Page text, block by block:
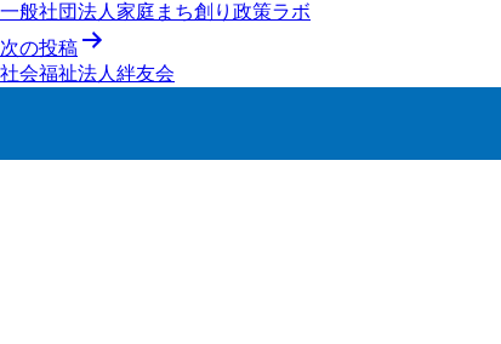
稿
ナ
ビ
一般社団法人家庭まち創り政策ラボ
次の投稿
社会福祉法人絆友会